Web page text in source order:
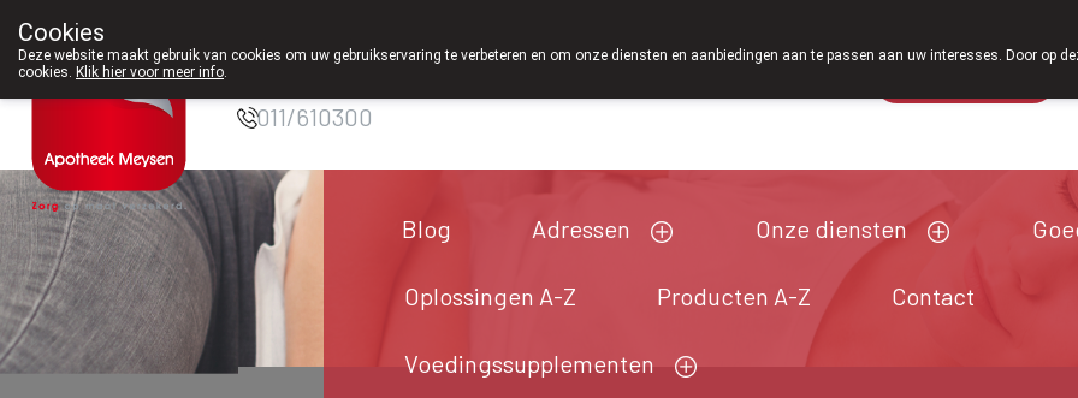
Apotheek Meysen
011/610300
Blog Adressen Onze diensten
Oplossingen A-Z Producten A-Z Contact
Voedingssupplementen
Cookies
Deze website maakt gebruik van cookies om uw gebruikservaring te verbeteren en om onze diensten en aanbiedingen aan te passen aan uw interesses. Door op
cookies. Klik hier voor meer info.